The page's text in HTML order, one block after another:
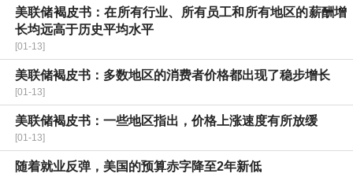
美联储褐皮书：在所有行业、所有员工和所有地区的薪酬增
长均远高于历史平均水平
[01-13]
美联储褐皮书：多数地区的消费者价格都出现了稳步增长
[01-13]
美联储褐皮书：一些地区指出，价格上涨速度有所放缓
[01-13]
随着就业反弹，美国的预算赤字降至2年新低